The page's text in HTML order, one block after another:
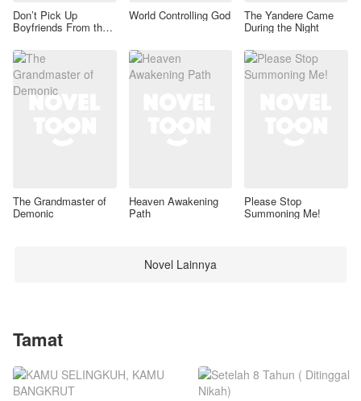
Don’t Pick Up
Boyfriends From the
World Controlling God The Yandere Came
During the Night
The Grandmaster of
Demonic
Heaven Awakening
Path
Please Stop
Summoning Me!
Novel Lainnya
Tamat